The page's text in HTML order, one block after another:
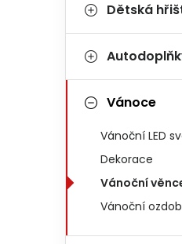
Dětská
Vánoce
Vánoční LED
Dekorace
Vánoční
Vánoční